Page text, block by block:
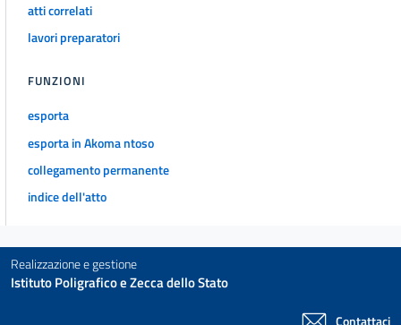
atti correlati
lavori preparatori
FUNZIONI
esporta
esporta in Akoma ntoso
collegamento permanente
indice dell'atto
Realizzazione e gestione
Istituto Poligrafico e Zecca dello Stato